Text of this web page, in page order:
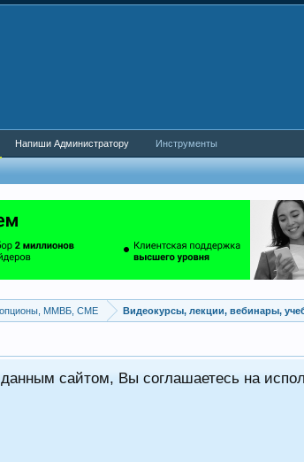
ММВБ, CME Видеокурсы, лекции, вебинары,
сайтом, Вы соглашаетесь на
Напиши Администратору Инструменты